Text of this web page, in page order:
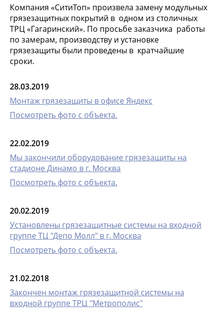
Компания «СитиТоп» произвела замену модульных
грязезащитных покрытий в одном из столичных
ТРЦ «Гагаринский». По просьбе заказчика работы
по замерам, производству и установке
грязезащиты были проведены в кратчайшие
сроки.
28.03.2019
Монтаж грязезащиты в офисе Яндекс
Посмотреть фото с объекта.
22.02.2019
Мы закончили оборудование грязезащиты на
стадионе Динамо в г. Москва
Посмотреть фото с объекта.
20.02.2019
Установлены грязезащитные системы на входной
группе ТЦ "Депо Молл" в г. Москва
Посмотреть фото с объекта.
21.02.2018
Закончен монтаж грязезащитной системы на
входной группе ТРЦ "Метрополис"